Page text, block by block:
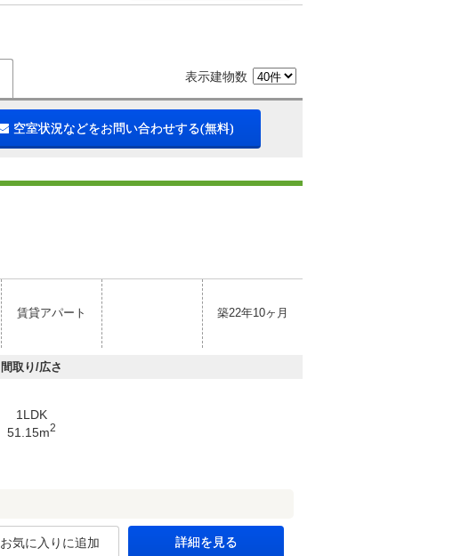
表示建物数
空室状況などをお問い合わせする(無料)
賃貸アパート 築22年10ヶ月
間取り/広さ
1LDK
51.15m2
お気に入りに追加 詳細を見る